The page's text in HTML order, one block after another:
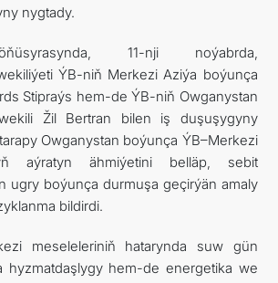
nygtady.
11-nji noýabrda,
ÝB-niň Merkezi Aziýa boýunça
Stipraýs hem-de ÝB-niň Owganystan
Žil Bertran bilen iş duşuşygyny
Owganystan boýunça ÝB–Merkezi
aýratyn ähmiýetini belläp, sebit
ugry boýunça durmuşa geçirýän amaly
bildirdi.
meseleleriniň hatarynda suw gün
hyzmatdaşlygy hem-de energetika we